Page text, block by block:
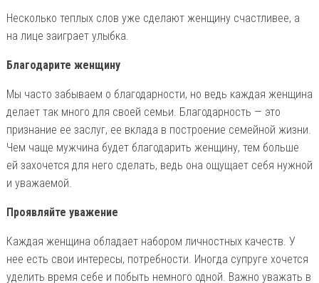
Несколько теплых слов уже сделают женщину счастливее, а
на лице заиграет улыбка.
Благодарите женщину
Мы часто забываем о благодарности, но ведь каждая женщина
делает так много для своей семьи. Благодарность — это
признание ее заслуг, ее вклада в построение семейной жизни.
Чем чаще мужчина будет благодарить женщину, тем больше
ей захочется для него сделать, ведь она ощущает себя нужной
и уважаемой.
Проявляйте уважение
Каждая женщина обладает набором личностных качеств. У
нее есть свои интересы, потребности. Иногда супруге хочется
уделить время себе и побыть немного одной. Важно уважать в